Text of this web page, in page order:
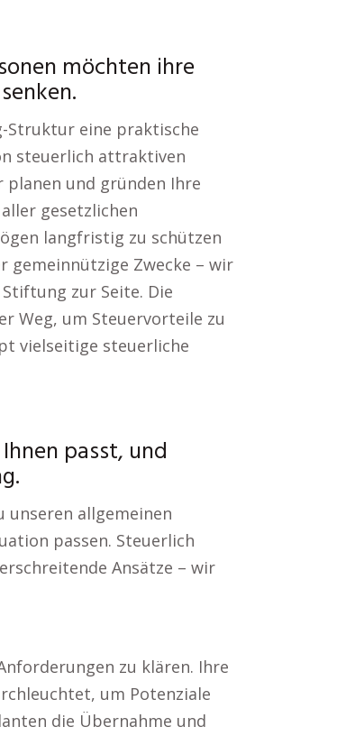
möchten ihre
Struktur eine praktische
steuerlich attraktiven
planen und gründen Ihre
gesetzlichen
langfristig zu schützen
gemeinnützige Zwecke – wir
zur Seite. Die
Weg, um Steuervorteile zu
vielseitige steuerliche
passt, und
unseren allgemeinen
passen. Steuerlich
Ansätze – wir
zu klären. Ihre
um Potenziale
die Übernahme und